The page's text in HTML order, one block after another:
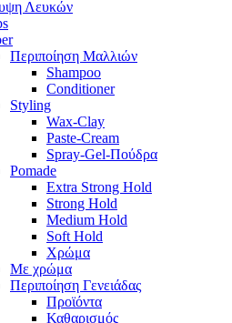
Λευκών
Περιποίηση Μαλλιών
Shampoo
Conditioner
Styling
Wax-Clay
Paste-Cream
Spray-Gel-Πούδρα
Pomade
Extra Strong Hold
Strong Hold
Medium Hold
Soft Hold
Χρώμα
Με χρώμα
Περιποίηση Γενειάδας
Προϊόντα
Καθαρισμός